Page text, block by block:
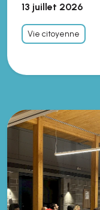
13 juillet 2026
Vie citoyenne